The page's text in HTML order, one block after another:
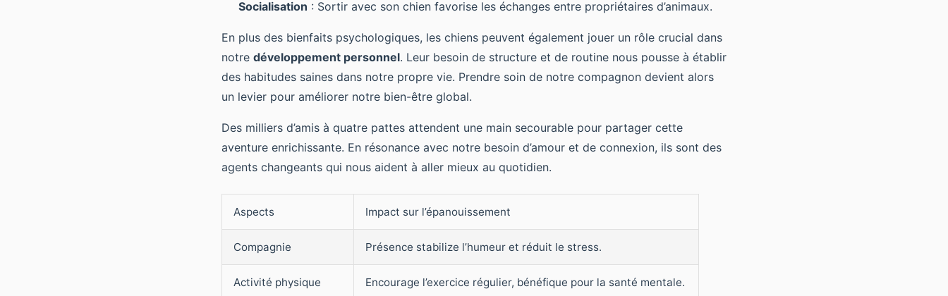
Socialisation : Sortir avec son chien favorise les échanges entre propriétaires d’animaux.
En plus des bienfaits psychologiques, les chiens peuvent également jouer un rôle crucial dans
notre développement personnel. Leur besoin de structure et de routine nous pousse à établir
des habitudes saines dans notre propre vie. Prendre soin de notre compagnon devient alors
un levier pour améliorer notre bien-être global.
Des milliers d’amis à quatre pattes attendent une main secourable pour partager cette
aventure enrichissante. En résonance avec notre besoin d’amour et de connexion, ils sont des
agents changeants qui nous aident à aller mieux au quotidien.
Aspects Impact sur l’épanouissement
Compagnie Présence stabilize l’humeur et réduit le stress.
Activité physique Encourage l’exercice régulier, bénéfique pour la santé mentale.